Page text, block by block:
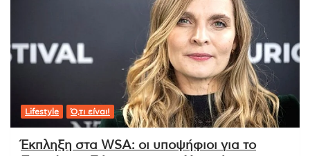
Lifestyle Ό,τι είναι!
Έκπληξη στα WSA: οι υποψήφιοι για το